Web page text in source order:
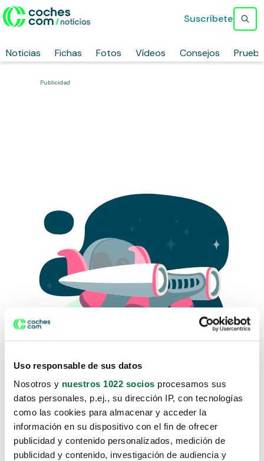
Uso responsable de sus datos
Nosotros y nuestros 1022 socios procesamos sus
datos personales, p.ej., su dirección IP, con tecnologías
como las cookies para almacenar y acceder la
información en su dispositivo con el fin de ofrecer
publicidad y contenido personalizados, medición de
publicidad y contenido, investigación de audiencia y
Noticias Fichas Fotos Vídeos Consejos
Suscríbete
Publicidad
Lo sentimos, no sabemos como
te hemos traido hasta aquí.